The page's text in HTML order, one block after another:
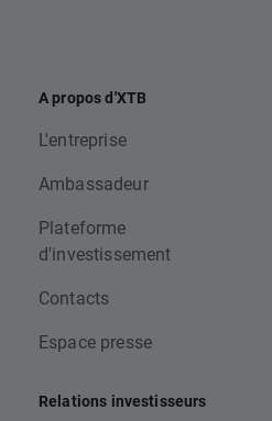
A propos d'XTB
L'entreprise
Ambassadeur
Plateforme
d'investissement
Contacts
Espace presse
Relations investisseurs